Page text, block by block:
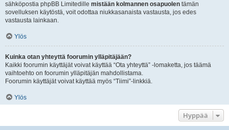
sähköpostia phpBB Limitedille mistään kolmannen osapuolen tämän
sovelluksen käytöstä, voit odottaa niukkasanaista vastausta, jos edes
vastausta lainkaan.
Ylös
Kuinka otan yhteyttä foorumin ylläpitäjään?
Kaikki foorumin käyttäjät voivat käyttää “Ota yhteyttä” -lomaketta, jos täämä
vaihtoehto on foorumin ylläpitäjän mahdollistama.
Foorumin käyttäjät voivat käyttää myös “Tiimi”-linkkiä.
Ylös
Hyppää